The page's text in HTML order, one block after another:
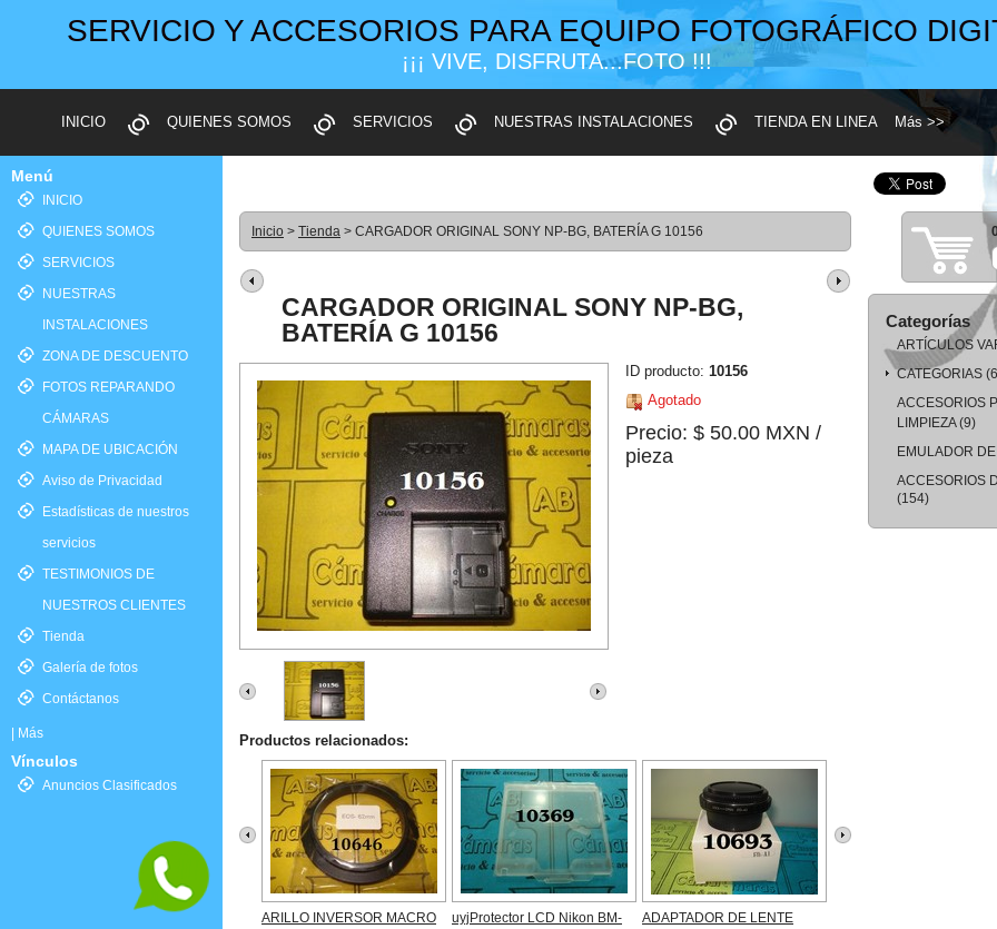
SERVICIO Y ACCESORIOS PARA EQUIPO FOTOGRÁFICO
¡¡¡ VIVE, DISFRUTA...FOTO !!!
INICIO QUIENES SOMOS SERVICIOS NUESTRAS INSTALACIONES TIENDA EN LINEA Más >>
Menú
INICIO
QUIENES SOMOS
SERVICIOS
NUESTRAS
INSTALACIONES
ZONA DE DESCUENTO
FOTOS REPARANDO
CÁMARAS
MAPA DE UBICACIÓN
Aviso de Privacidad
Estadísticas de nuestros
servicios
TESTIMONIOS DE
NUESTROS CLIENTES
Tienda
Galería de fotos
Contáctanos
Más
Vínculos
Anuncios Clasificados
Inicio > Tienda > CARGADOR ORIGINAL SONY NP-BG, BATERÍA G 10156
CARGADOR ORIGINAL SONY NP-BG,
BATERÍA G 10156
ID producto: 10156
Agotado
Precio: $ 50.00 MXN /
pieza
Productos relacionados:
ARILLO INVERSOR MACRO
uyjProtector LCD Nikon BM-
ADAPTADOR DE LENTE
Categorías
ARTÍCULOS
CATEGORIAS
ACCESORIOS
LIMPIEZA(9)
EMULADOR
ACCESORIOS
(154)